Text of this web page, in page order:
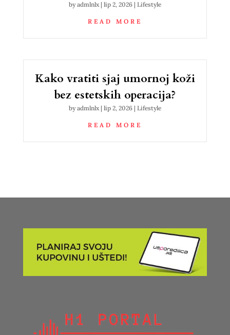
byadmlnlx| lip 2, 2026| Lifestyle
READ MORE
Kako vratiti sjaj umornoj koži
bez estetskih operacija?
byadmlnlx| lip 2, 2026| Lifestyle
READ MORE